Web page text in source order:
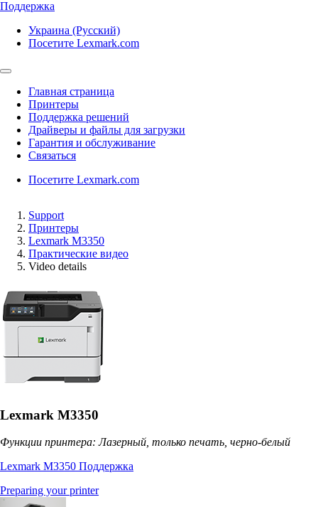
Поддержка
Украина (Русский)
Посетите Lexmark.com
Главная страница
Принтеры
Поддержка решений
Драйверы и файлы для загрузки
Гарантия и обслуживание
Связаться
Посетите Lexmark.com
Support
Принтеры
Lexmark M3350
Практические видео
Video details
Lexmark M3350
Функции принтера: Лазерный, только печать, черно-белый
Lexmark M3350 Поддержка
Preparing your printer